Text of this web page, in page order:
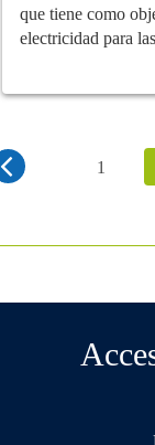
que tiene como
electricidad para
1